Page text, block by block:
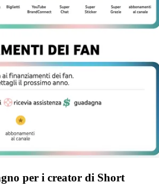
per i creator di Short